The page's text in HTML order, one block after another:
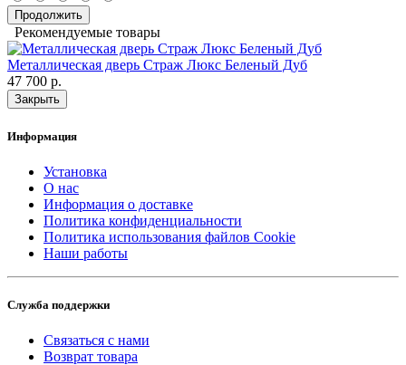
Продолжить
Рекомендуемые товары
Металлическая дверь Страж Люкс Беленый Дуб
47 700 р.
Закрыть
Информация
Установка
О нас
Информация о доставке
Политика конфиденциальности
Политика использования файлов Cookie
Наши работы
Служба поддержки
Связаться с нами
Возврат товара